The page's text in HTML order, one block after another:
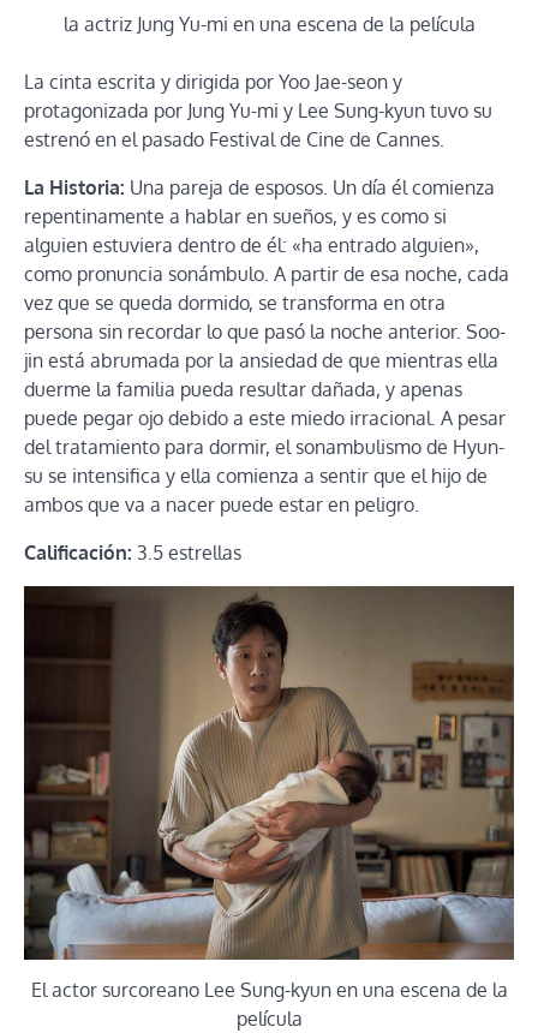
la actriz Jung Yu-mi en una escena de la película
La cinta escrita y dirigida por Yoo Jae-seon y
protagonizada por Jung Yu-mi y Lee Sung-kyun tuvo su
estrenó en el pasado Festival de Cine de Cannes.
La Historia: Una pareja de esposos. Un día él comienza
repentinamente a hablar en sueños, y es como si
alguien estuviera dentro de él: «ha entrado alguien»,
como pronuncia sonámbulo. A partir de esa noche, cada
vez que se queda dormido, se transforma en otra
persona sin recordar lo que pasó la noche anterior. Soo-
jin está abrumada por la ansiedad de que mientras ella
duerme la familia pueda resultar dañada, y apenas
puede pegar ojo debido a este miedo irracional. A pesar
del tratamiento para dormir, el sonambulismo de Hyun-
su se intensifica y ella comienza a sentir que el hijo de
ambos que va a nacer puede estar en peligro.
Calificación: 3.5 estrellas
El actor surcoreano Lee Sung-kyun en una escena de la
película